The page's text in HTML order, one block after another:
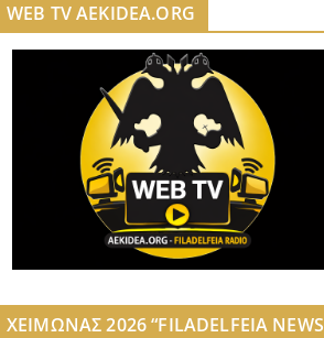
WEB TV AEKIDEA.ORG
ΧΕΙΜΩΝΑΣ 2026 “FILADELFEIA NEWS